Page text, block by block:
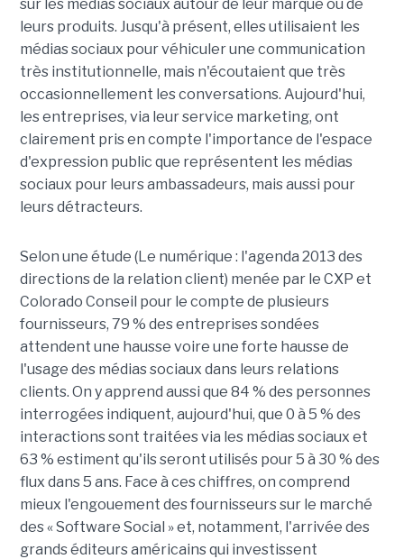
sur les médias sociaux autour de leur marque ou de
leurs produits. Jusqu'à présent, elles utilisaient les
médias sociaux pour véhiculer une communication
très institutionnelle, mais n'écoutaient que très
occasionnellement les conversations. Aujourd'hui,
les entreprises, via leur service marketing, ont
clairement pris en compte l'importance de l'espace
d'expression public que représentent les médias
sociaux pour leurs ambassadeurs, mais aussi pour
leurs détracteurs.
Selon une étude (Le numérique : l'agenda 2013 des
directions de la relation client) menée par le CXP et
Colorado Conseil pour le compte de plusieurs
fournisseurs, 79 % des entreprises sondées
attendent une hausse voire une forte hausse de
l'usage des médias sociaux dans leurs relations
clients. On y apprend aussi que 84 % des personnes
interrogées indiquent, aujourd'hui, que 0 à 5 % des
interactions sont traitées via les médias sociaux et
63 % estiment qu'ils seront utilisés pour 5 à 30 % des
flux dans 5 ans. Face à ces chiffres, on comprend
mieux l'engouement des fournisseurs sur le marché
des « Software Social » et, notamment, l'arrivée des
grands éditeurs américains qui investissent